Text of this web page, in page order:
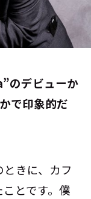
のデビューか
で印象的だ
きに、カフ
とです。僕